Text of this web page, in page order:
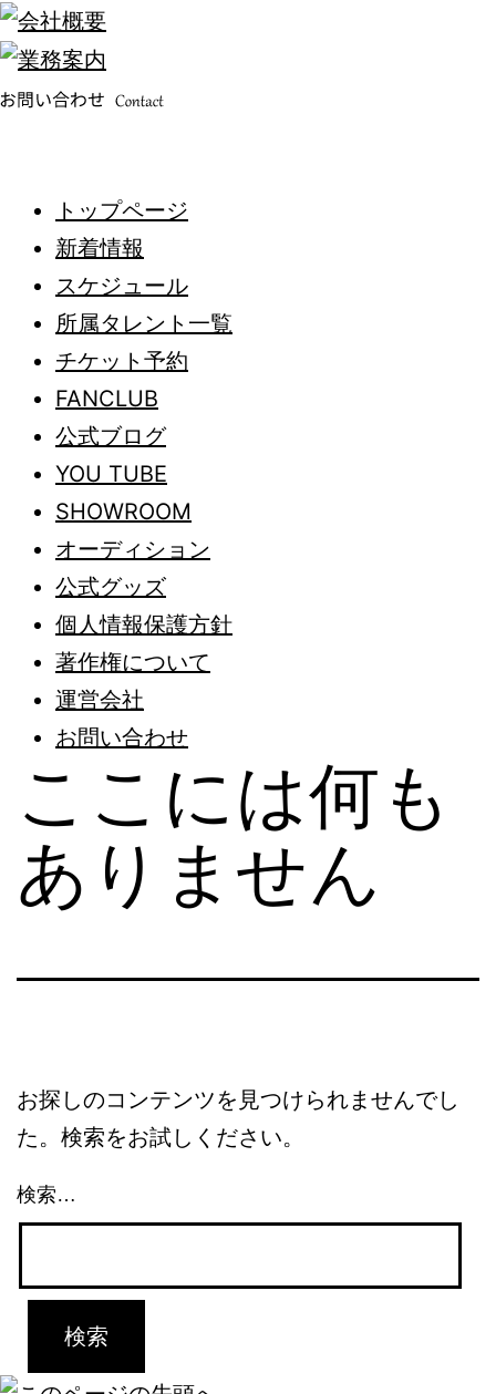
トップページ
新着情報
スケジュール
所属タレント一覧
チケット予約
FANCLUB
公式ブログ
YOU TUBE
SHOWROOM
オーディション
公式グッズ
個人情報保護方針
著作権について
運営会社
お問い合わせ
ここには何も
ありません
お探しのコンテンツを見つけられませんでし
た。検索をお試しください。
検索…